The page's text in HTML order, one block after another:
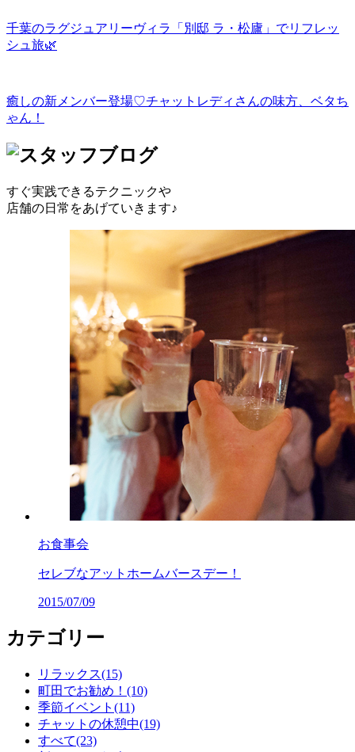
千葉のラグジュアリーヴィラ「別邸 ラ・松廬」でリフレッ
シュ旅🌿
癒しの新メンバー登場♡チャットレディさんの味方、ベタち
ゃん！
すぐ実践できるテクニックや
店舗の日常をあげていきます♪
お食事会
セレブなアットホームバースデー！
2015/07/09
カテゴリー
リラックス(15)
町田でお勧め！(10)
季節イベント(11)
チャットの休憩中(19)
すべて(23)